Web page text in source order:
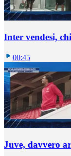
Inter vendesi,
00:45
Juve, davvero